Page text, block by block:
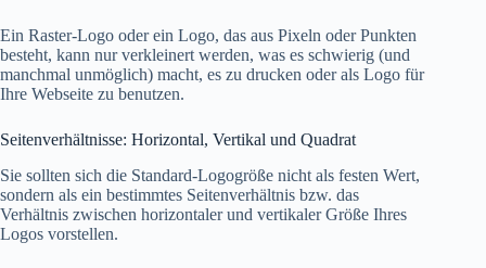
Ein Raster-Logo oder ein Logo, das aus Pixeln oder Punkten
besteht, kann nur verkleinert werden, was es schwierig (und
manchmal unmöglich) macht, es zu drucken oder als Logo für
Ihre Webseite zu benutzen.
Seitenverhältnisse: Horizontal, Vertikal und Quadrat
Sie sollten sich die Standard-Logogröße nicht als festen Wert,
sondern als ein bestimmtes Seitenverhältnis bzw. das
Verhältnis zwischen horizontaler und vertikaler Größe Ihres
Logos vorstellen.